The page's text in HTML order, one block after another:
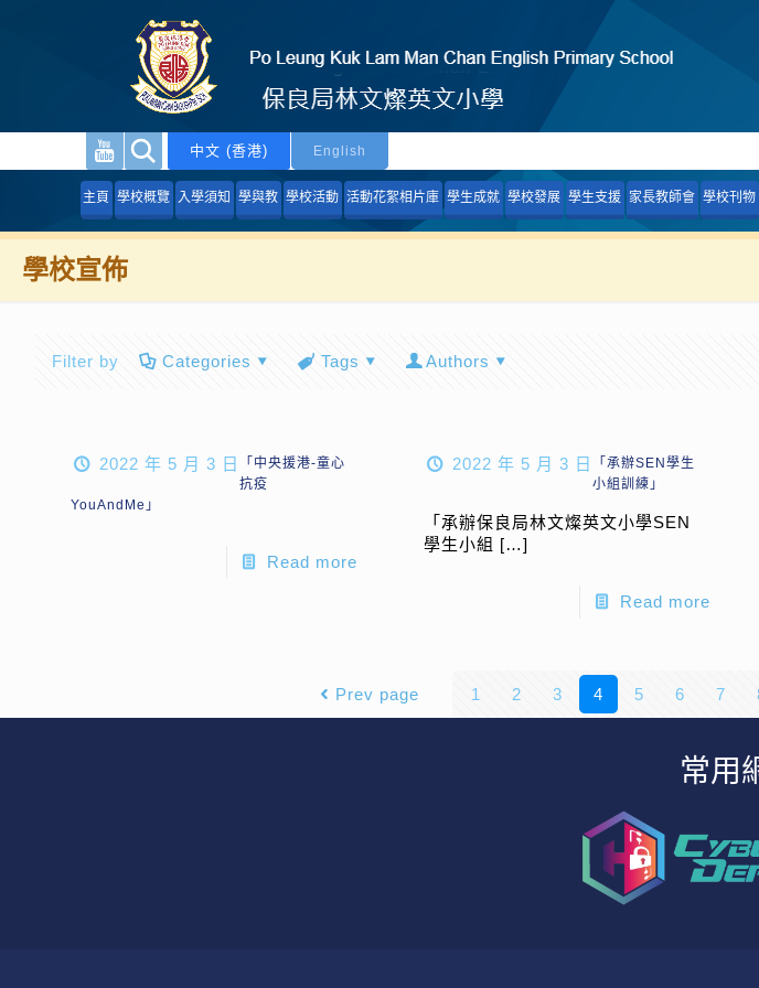
中文 (香港) English
主頁 學校概覽 入學須知 學與教 學校活動 活動花絮相片庫 學生成就 學校發展 學生支援 家長教師會 學校刊物
學校宣佈
Filter by Categories Tags Authors
2022 年 5 月 3 日
「中央援港-童心
抗疫
YouAndMe」
Read more
2022 年 5 月 3 日
「承辦SEN學生
小組訓練」
「承辦保良局林文燦英文小學SEN
學生小組 […]
Read more
Prev page 1 2 3 4 5 6 7
常用